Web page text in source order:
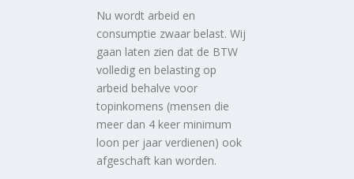
Nu wordt arbeid en
consumptie zwaar belast. Wij
gaan laten zien dat de BTW
volledig en belasting op
arbeid behalve voor
topinkomens (mensen die
meer dan 4 keer minimum
loon per jaar verdienen) ook
afgeschaft kan worden.